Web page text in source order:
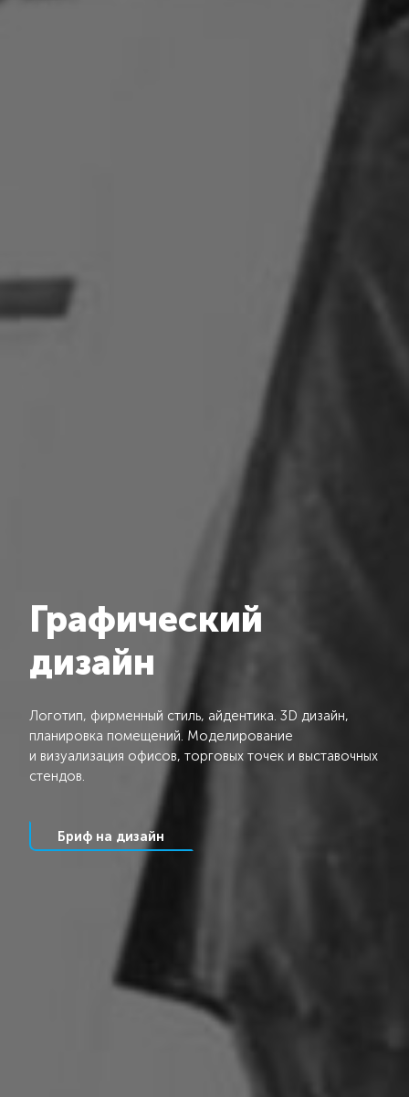
Графический
дизайн
Логотип, фирменный стиль, айдентика. 3D дизайн,
планировка помещений. Моделирование
и визуализация офисов, торговых точек и выставочных
стендов.
Бриф на дизайн